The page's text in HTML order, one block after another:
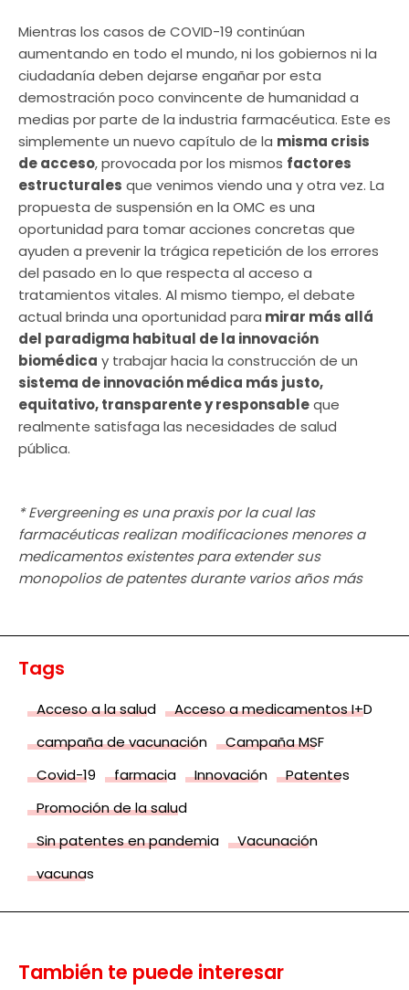
Mientras los casos de COVID-19 continúan
aumentando en todo el mundo, ni los gobiernos ni la
ciudadanía deben dejarse engañar por esta
demostración poco convincente de humanidad a
medias por parte de la industria farmacéutica. Este es
simplemente un nuevo capítulo de la misma crisis
de acceso, provocada por los mismos factores
estructurales que venimos viendo una y otra vez. La
propuesta de suspensión en la OMC es una
oportunidad para tomar acciones concretas que
ayuden a prevenir la trágica repetición de los errores
del pasado en lo que respecta al acceso a
tratamientos vitales. Al mismo tiempo, el debate
actual brinda una oportunidad para mirar más allá
del paradigma habitual de la innovación
biomédica y trabajar hacia la construcción de un
sistema de innovación médica más justo,
equitativo, transparente y responsableque
realmente satisfaga las necesidades de salud
pública.
* Evergreening es una praxis por la cual las
farmacéuticas realizan modificaciones menores a
medicamentos existentes para extender sus
monopolios de patentes durante varios años más
Tags
Acceso a la salud
Acceso a medicamentos I+D
campaña de vacunación
Campaña MSF
Covid-19
farmacia Innovación
Patentes
Promoción de la salud
Sin patentes en pandemia
Vacunación
vacunas
También te puede interesar